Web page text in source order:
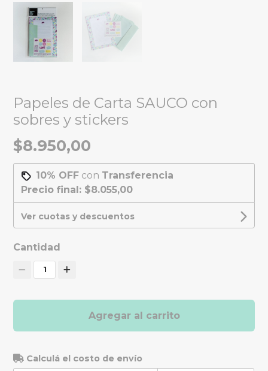
Papeles de Carta SAUCO con
sobres y stickers
$8.950,00
10% OFF con Transferencia
Precio final: $8.055,00
Ver cuotas y descuentos
Cantidad
1
Agregar al carrito
Calculá el costo de envío